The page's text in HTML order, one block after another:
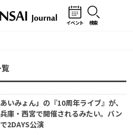
イベント 検索
いみょん」の『10周年ライブ』が、
庫・西宮で開催されるみたい。バン
2DAYS公演